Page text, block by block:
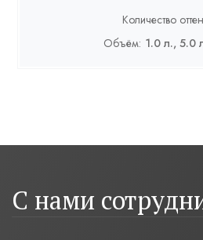
Количество
Объём: 1.0 л., 5.0
С нами